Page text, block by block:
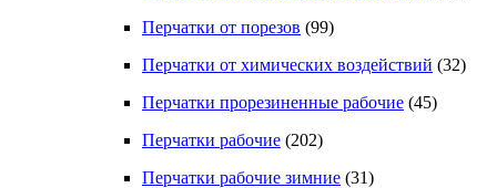
Перчатки от порезов (99)
Перчатки от химических воздействий (32)
Перчатки прорезиненные рабочие (45)
Перчатки рабочие (202)
Перчатки рабочие зимние (31)